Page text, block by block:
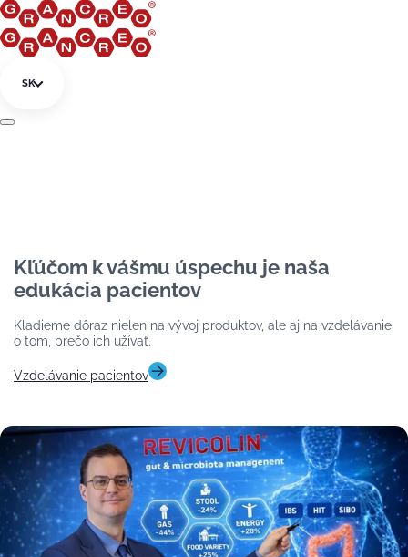
Preskočiť na obsah
SK
Kľúčom k vášmu úspechu je naša
edukácia pacientov
Kladieme dôraz nielen na vývoj produktov, ale aj na vzdelávanie
o tom, prečo ich užívať.
Vzdelávanie pacientov